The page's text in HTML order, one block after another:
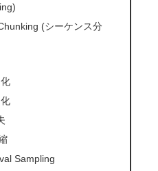
(シーケンス分
Sampling